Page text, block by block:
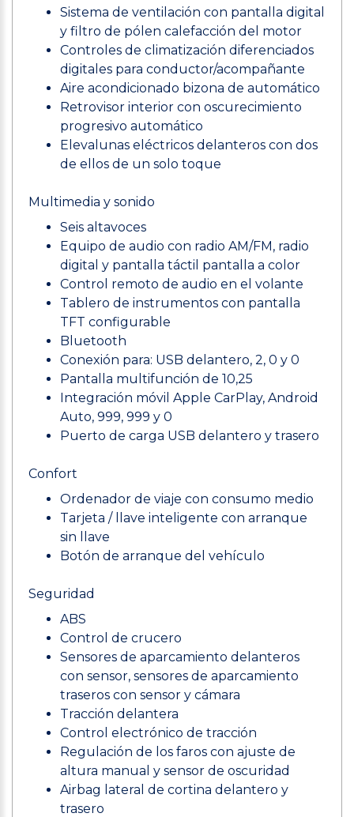
Sistema de ventilación con pantalla digital
y filtro de pólen calefacción del motor
Controles de climatización diferenciados
digitales para conductor/acompañante
Aire acondicionado bizona de automático
Retrovisor interior con oscurecimiento
progresivo automático
Elevalunas eléctricos delanteros con dos
de ellos de un solo toque
Multimedia y sonido
Seis altavoces
Equipo de audio con radio AM/FM, radio
digital y pantalla táctil pantalla a color
Control remoto de audio en el volante
Tablero de instrumentos con pantalla
TFT configurable
Bluetooth
Conexión para: USB delantero, 2, 0 y 0
Pantalla multifunción de 10,25
Integración móvil Apple CarPlay, Android
Auto, 999, 999 y 0
Puerto de carga USB delantero y trasero
Confort
Ordenador de viaje con consumo medio
Tarjeta / llave inteligente con arranque
sin llave
Botón de arranque del vehículo
Seguridad
ABS
Control de crucero
Sensores de aparcamiento delanteros
con sensor, sensores de aparcamiento
traseros con sensor y cámara
Tracción delantera
Control electrónico de tracción
Regulación de los faros con ajuste de
altura manual y sensor de oscuridad
Airbag lateral de cortina delantero y
trasero